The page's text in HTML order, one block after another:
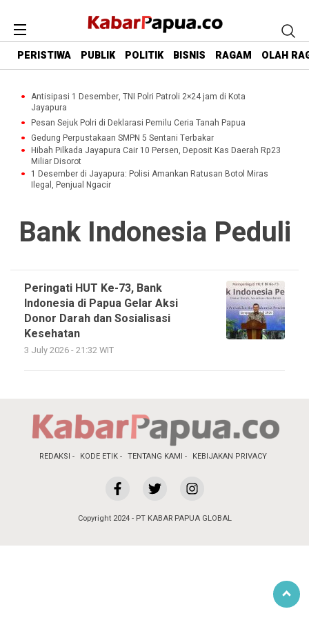
PERISTIWA PUBLIK POLITIK BISNIS RAGAM OLAH
Antisipasi 1 Desember, TNI Polri Patroli 2×24 jam di Kota
Jayapura
Pesan Sejuk Polri di Deklarasi Pemilu Ceria Tanah Papua
Gedung Perpustakaan SMPN 5 Sentani Terbakar
Hibah Pilkada Jayapura Cair 10 Persen, Deposit Kas Daerah Rp23
Miliar Disorot
1 Desember di Jayapura: Polisi Amankan Ratusan Botol Miras
Ilegal, Penjual Ngacir
Bank Indonesia Peduli
Peringati HUT Ke-73, Bank
Indonesia di Papua Gelar Aksi
Donor Darah dan Sosialisasi
Kesehatan
3 July 2026 - 21:32 WIT
REDAKSI KODE ETIK TENTANG KAMI KEBIJAKAN PRIVACY
Copyright 2024 - PT KABAR PAPUA GLOBAL